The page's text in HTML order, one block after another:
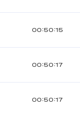
00:50:15
00:50:17
00:50:17